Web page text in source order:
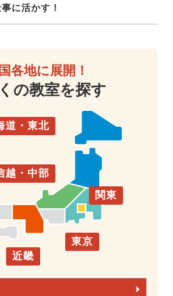
に活かす！
各地に展開！
の教室を探す
近畿
越・中部
東京
関東
道・東北